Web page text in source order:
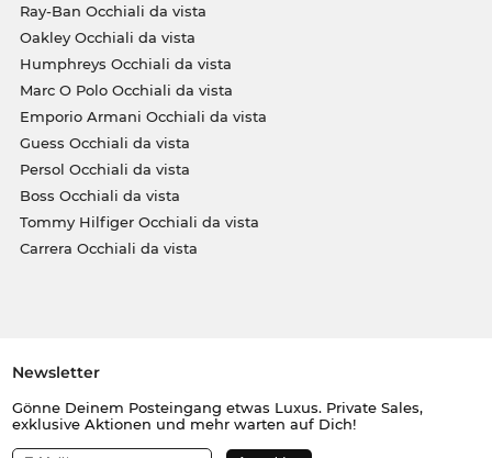
Ray-Ban Occhiali da vista
Oakley Occhiali da vista
Humphreys Occhiali da vista
Marc O Polo Occhiali da vista
Emporio Armani Occhiali da vista
Guess Occhiali da vista
Persol Occhiali da vista
Boss Occhiali da vista
Tommy Hilfiger Occhiali da vista
Carrera Occhiali da vista
Newsletter
Gönne Deinem Posteingang etwas Luxus. Private Sales,
exklusive Aktionen und mehr warten auf Dich!